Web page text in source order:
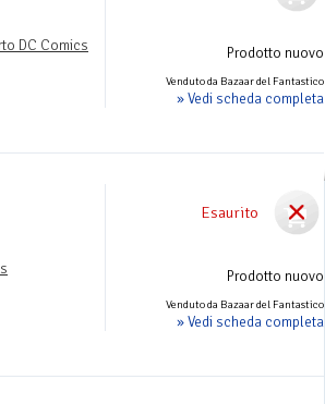
Prodotto nuovo
Venduto da Bazaar del Fantastico
» Vedi scheda completa
DC Comics
Esaurito
Prodotto nuovo
Venduto da Bazaar del Fantastico
» Vedi scheda completa